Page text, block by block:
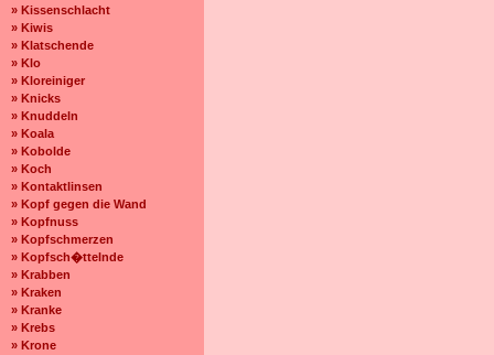
» Kissenschlacht
» Kiwis
» Klatschende
» Klo
» Kloreiniger
» Knicks
» Knuddeln
» Koala
» Kobolde
» Koch
» Kontaktlinsen
» Kopf gegen die Wand
» Kopfnuss
» Kopfschmerzen
» Kopfsch�ttelnde
» Krabben
» Kraken
» Kranke
» Krebs
» Krone